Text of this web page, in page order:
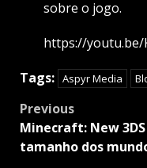
sobre o jogo.
https://youtu.be/
Tags: Aspyr Media
Post
navigation
Previous
Minecraft: New
tamanho dos